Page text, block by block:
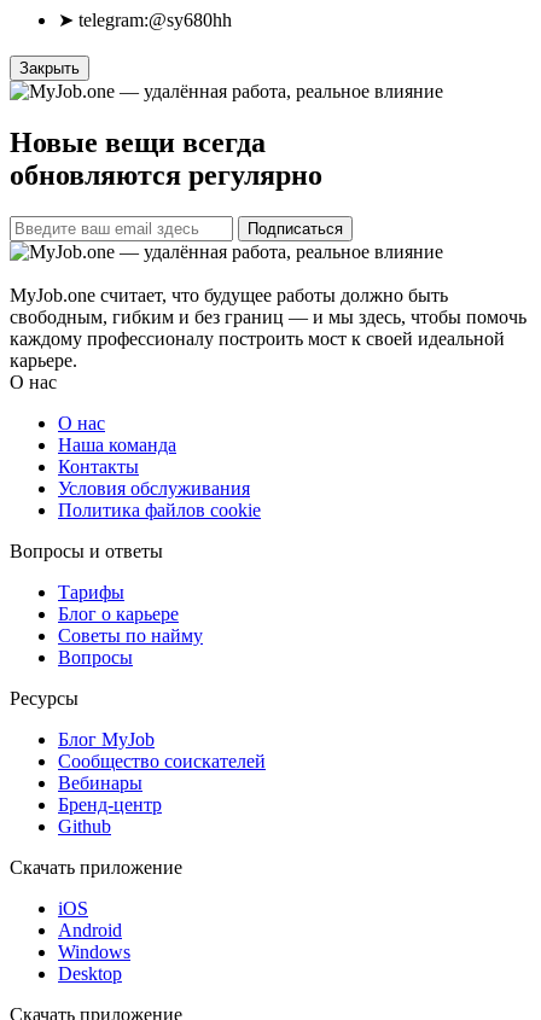
➤ telegram:@sy680hh
Закрыть
Новые вещи всегда
обновляются регулярно
Подписаться
MyJob.one считает, что будущее работы должно быть
свободным, гибким и без границ — и мы здесь, чтобы помочь
каждому профессионалу построить мост к своей идеальной
карьере.
О нас
О нас
Наша команда
Контакты
Условия обслуживания
Политика файлов cookie
Вопросы и ответы
Тарифы
Блог о карьере
Советы по найму
Вопросы
Ресурсы
Блог MyJob
Сообщество соискателей
Вебинары
Бренд-центр
Github
Скачать приложение
iOS
Android
Windows
Desktop
Скачать приложение